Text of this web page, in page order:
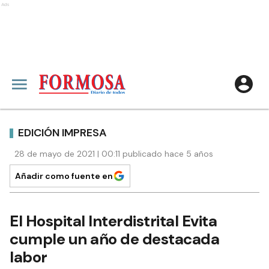
Ads
EDICIÓN IMPRESA
28 de mayo de 2021 | 00:11 publicado hace 5 años
Añadir como fuente en
El Hospital Interdistrital Evita
cumple un año de destacada
labor